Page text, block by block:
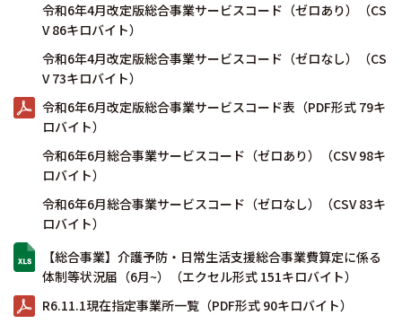
令和6年4月改定版総合事業サービスコード（ゼロあり）（CS
V 86キロバイト）
令和6年4月改定版総合事業サービスコード（ゼロなし）（CS
V 73キロバイト）
令和6年6月改定版総合事業サービスコード表（PDF形式 79キ
ロバイト）
令和6年6月総合事業サービスコード（ゼロあり）（CSV 98キ
ロバイト）
令和6年6月総合事業サービスコード（ゼロなし）（CSV 83キ
ロバイト）
【総合事業】介護予防・日常生活支援総合事業費算定に係る
体制等状況届（6月~）（エクセル形式 151キロバイト）
R6.11.1現在指定事業所一覧（PDF形式 90キロバイト）